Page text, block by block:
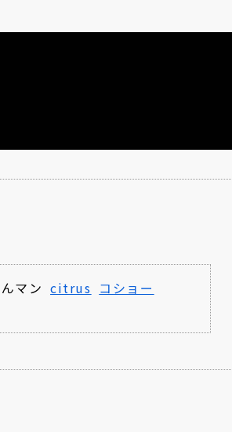
マン citrus コショー